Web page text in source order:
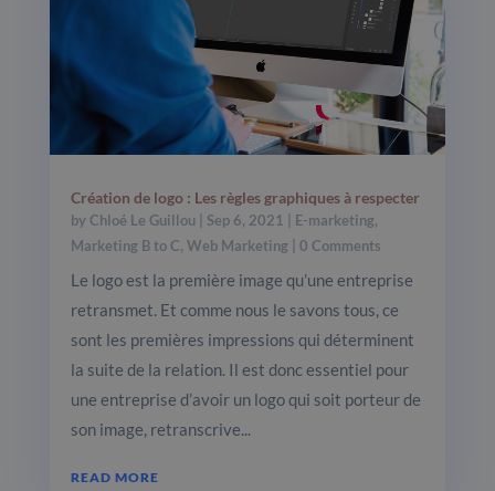
Création de logo : Les règles graphiques à respecter
by Chloé Le Guillou Sep 6, 2021 E-marketing,
Marketing B to C, Web Marketing | 0 Comments
Le logo est la première image qu’une entreprise
retransmet. Et comme nous le savons tous, ce
sont les premières impressions qui déterminent
la suite de la relation. Il est donc essentiel pour
une entreprise d’avoir un logo qui soit porteur de
son image, retranscrive...
READ MORE